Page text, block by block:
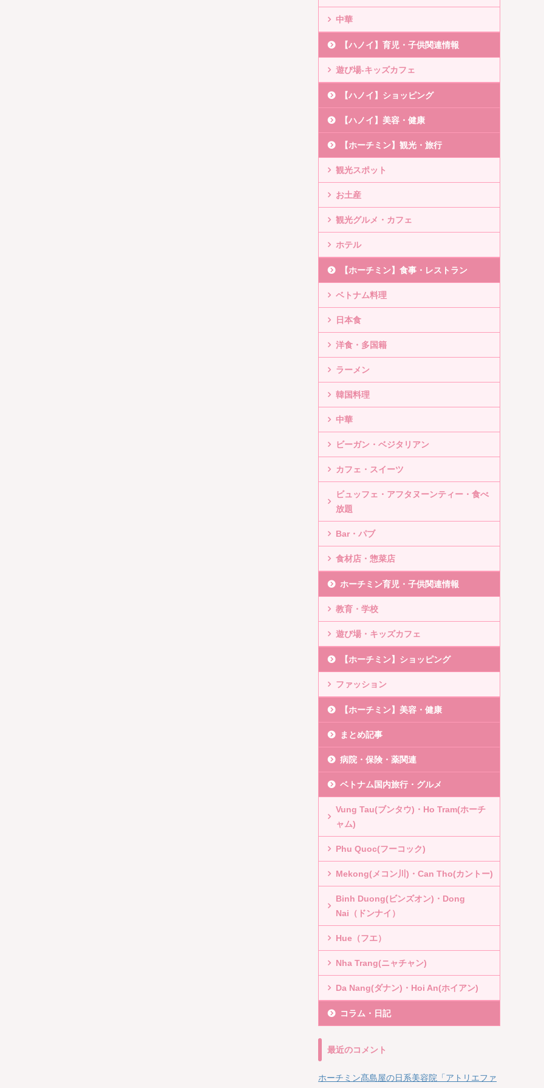
中華
【ハノイ】育児・子供関連情報
遊び場-キッズカフェ
【ハノイ】ショッピング
【ハノイ】美容・健康
【ホーチミン】観光・旅行
観光スポット
お土産
観光グルメ・カフェ
ホテル
【ホーチミン】食事・レストラン
ベトナム料理
日本食
洋食・多国籍
ラーメン
韓国料理
中華
ビーガン・ベジタリアン
カフェ・スイーツ
ビュッフェ・アフタヌーンティー・食べ
放題
Bar・パブ
食材店・惣菜店
ホーチミン育児・子供関連情報
教育・学校
遊び場・キッズカフェ
【ホーチミン】ショッピング
ファッション
【ホーチミン】美容・健康
まとめ記事
病院・保険・薬関連
ベトナム国内旅行・グルメ
Vung Tau(ブンタウ)・Ho Tram(ホーチ
ャム)
Phu Quoc(フーコック)
Mekong(メコン川)・Can Tho(カントー)
Binh Duong(ビンズオン)・Dong
Nai（ドンナイ）
Hue（フエ）
Nha Trang(ニャチャン)
Da Nang(ダナン)・Hoi An(ホイアン)
コラム・日記
最近のコメント
ホーチミン髙島屋の日系美容院「アトリエファ